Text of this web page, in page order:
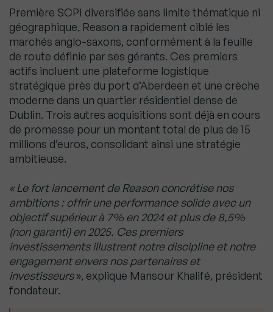
Première SCPI diversifiée sans limite thématique ni
géographique, Reason a rapidement ciblé les
marchés anglo-saxons, conformément à la feuille
de route définie par ses gérants. Ces premiers
actifs incluent une plateforme logistique
stratégique près du port d’Aberdeen et une crèche
moderne dans un quartier résidentiel dense de
Dublin. Trois autres acquisitions sont déjà en cours
de promesse pour un montant total de plus de 15
millions d’euros, consolidant ainsi une stratégie
ambitieuse.
« Le fort lancement de Reason concrétise nos
ambitions : offrir une performance solide avec un
objectif supérieur à 7% en 2024 et plus de 8,5%
(non garanti) en 2025. Ces premiers
investissements illustrent notre discipline et notre
engagement envers nos partenaires et
investisseurs», explique Mansour Khalifé, président
fondateur.